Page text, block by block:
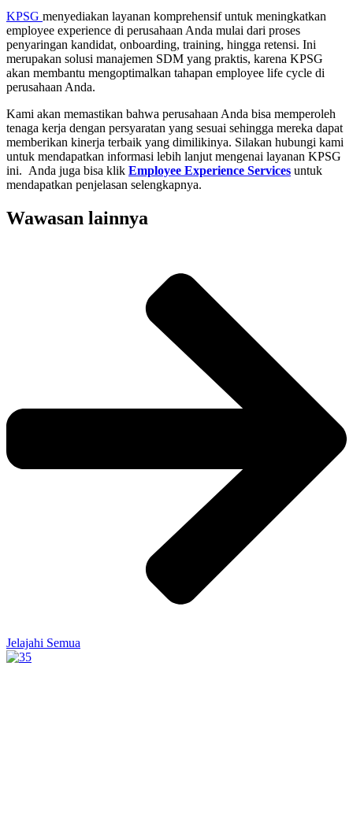
KPSG menyediakan layanan komprehensif untuk meningkatkan
employee experience di perusahaan Anda mulai dari proses
penyaringan kandidat, onboarding, training, hingga retensi. Ini
merupakan solusi manajemen SDM yang praktis, karena KPSG
akan membantu mengoptimalkan tahapan employee life cycle di
perusahaan Anda.
Kami akan memastikan bahwa perusahaan Anda bisa memperoleh
tenaga kerja dengan persyaratan yang sesuai sehingga mereka dapat
memberikan kinerja terbaik yang dimilikinya. Silakan hubungi kami
untuk mendapatkan informasi lebih lanjut mengenai layanan KPSG
ini. Anda juga bisa klik Employee Experience Services untuk
mendapatkan penjelasan selengkapnya.
Wawasan lainnya
Jelajahi Semua